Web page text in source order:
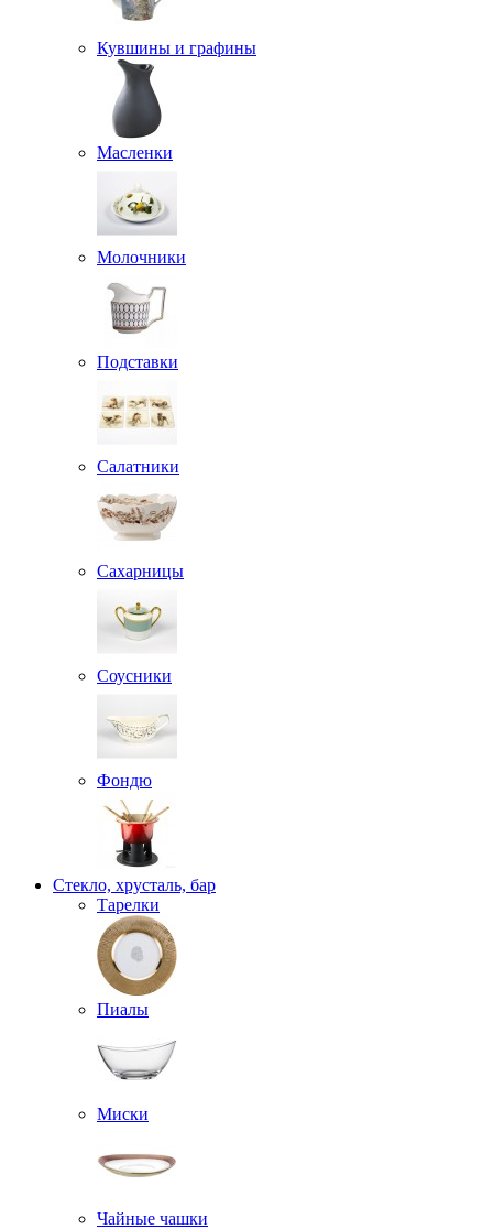
Кувшины и графины
Масленки
Молочники
Подставки
Салатники
Сахарницы
Соусники
Фондю
Стекло, хрусталь, бар
Тарелки
Пиалы
Миски
Чайные чашки